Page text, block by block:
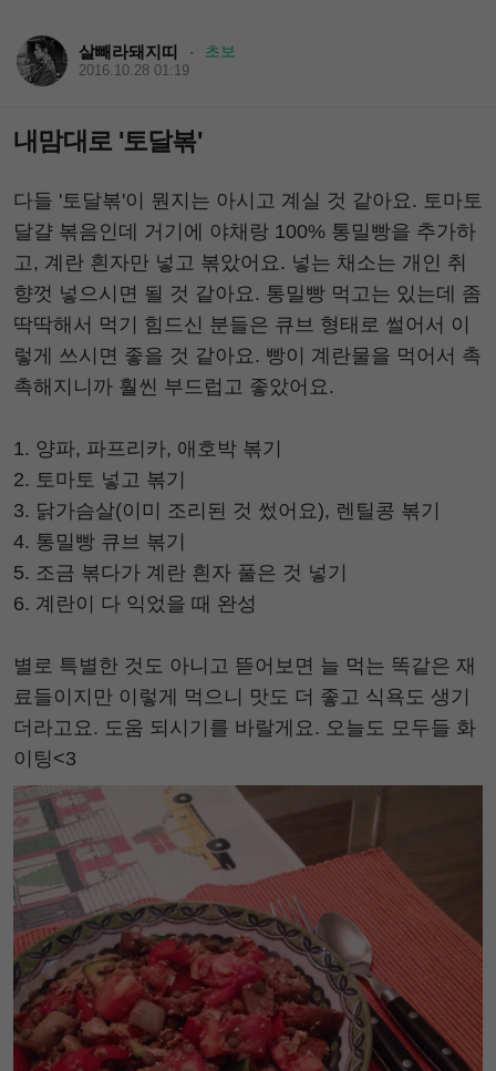
살빼라돼지띠 · 초보
2016.10.28 01:19
내맘대로 '토달볶'
다들 '토달볶'이 뭔지는 아시고 계실 것 같아요. 토마토
달걀 볶음인데 거기에 야채랑 100% 통밀빵을 추가하
고, 계란 흰자만 넣고 볶았어요. 넣는 채소는 개인 취
향껏 넣으시면 될 것 같아요. 통밀빵 먹고는 있는데 좀
딱딱해서 먹기 힘드신 분들은 큐브 형태로 썰어서 이
렇게 쓰시면 좋을 것 같아요. 빵이 계란물을 먹어서 촉
촉해지니까 훨씬 부드럽고 좋았어요.
1. 양파, 파프리카, 애호박 볶기
2. 토마토 넣고 볶기
3. 닭가슴살(이미 조리된 것 썼어요), 렌틸콩 볶기
4. 통밀빵 큐브 볶기
5. 조금 볶다가 계란 흰자 풀은 것 넣기
6. 계란이 다 익었을 때 완성
별로 특별한 것도 아니고 뜯어보면 늘 먹는 똑같은 재
료들이지만 이렇게 먹으니 맛도 더 좋고 식욕도 생기
더라고요. 도움 되시기를 바랄게요. 오늘도 모두들 화
이팅<3